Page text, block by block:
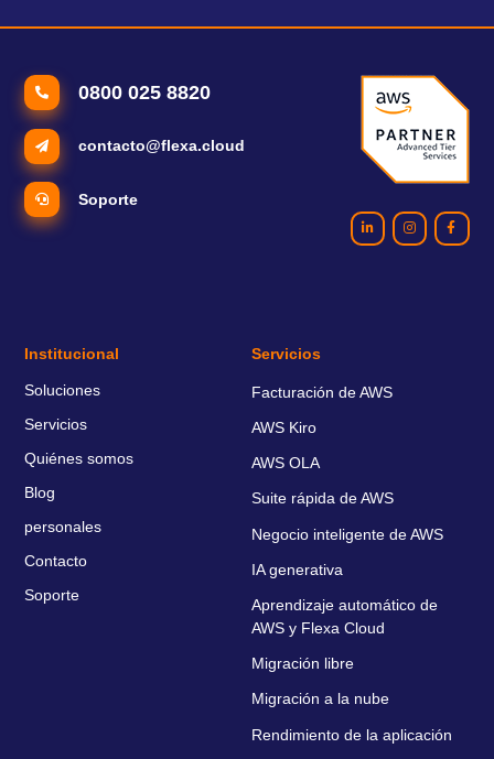
0800 025 8820
contacto@flexa.cloud
Soporte
Institucional
Soluciones
Servicios
Quiénes somos
Blog
personales
Contacto
Soporte
Servicios
Facturación de AWS
AWS Kiro
AWS OLA
Suite rápida de AWS
Negocio inteligente de AWS
IA generativa
Aprendizaje automático de
AWS y Flexa Cloud
Migración libre
Migración a la nube
Rendimiento de la aplicación